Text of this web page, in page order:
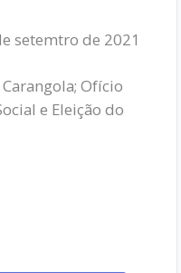
setemtro de 2021
Ofício
e Eleição do